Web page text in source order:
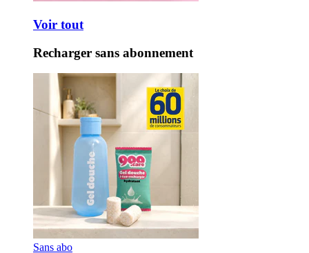
Voir tout
Recharger sans abonnement
Sans abo